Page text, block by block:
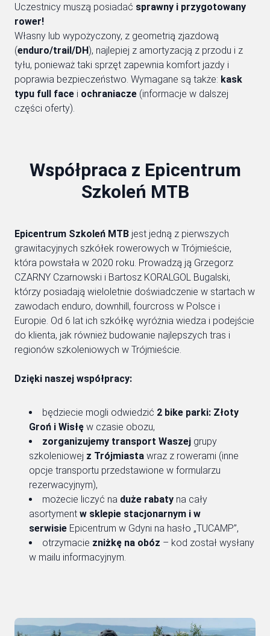
Uczestnicy muszą posiadać sprawny i przygotowany
rower!
Własny lub wypożyczony, z geometrią zjazdową
(enduro/trail/DH ), najlepiej z amortyzacją z przodu i z
tyłu, ponieważ taki sprzęt zapewnia komfort jazdy i
poprawia bezpieczeństwo. Wymagane są także: kask
typu full face i ochraniacze (informacje w dalszej
części oferty).
Współpraca z Epicentrum
Szkoleń MTB
Epicentrum Szkoleń MTB jest jedną z pierwszych
grawitacyjnych szkółek rowerowych w Trójmieście,
która powstała w 2020 roku. Prowadzą ją Grzegorz
CZARNY Czarnowski i Bartosz KORALGOL Bugalski,
którzy posiadają wieloletnie doświadczenie w startach w
zawodach enduro, downhill, fourcross w Polsce i
Europie. Od 6 lat ich szkółkę wyróżnia wiedza i podejście
do klienta, jak również budowanie najlepszych tras i
regionów szkoleniowych w Trójmieście.
Dzięki naszej współpracy:
będziecie mogli odwiedzić 2 bike parki: Złoty
Groń i Wisłę w czasie obozu,
zorganizujemy transport Waszej grupy
szkoleniowej z Trójmiasta wraz z rowerami (inne
opcje transportu przedstawione w formularzu
rezerwacyjnym),
możecie liczyć na duże rabaty na cały
asortyment w sklepie stacjonarnym i w
serwisie Epicentrum w Gdyni na hasło „TUCAMP”,
otrzymacie zniżkę na obóz – kod został wysłany
w mailu informacyjnym.